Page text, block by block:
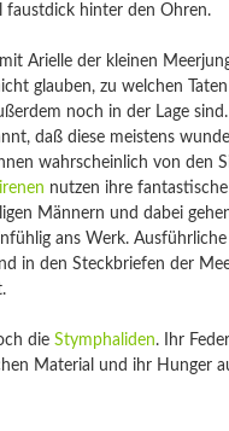
faustdick hinter den Ohren.
Arielle der kleinen
glauben, zu welchen
noch in der Lage
daß diese meistens
wahrscheinlich von den
nutzen ihre
Männern und dabei
ans Werk. Ausführliche
in den Steckbriefen der
die Stymphaliden. Ihr
Material und ihr Hunger